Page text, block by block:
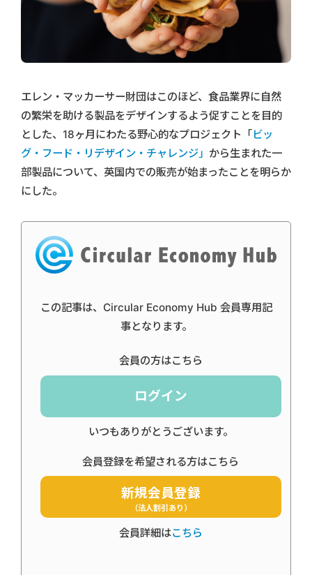
エレン・マッカーサー財団はこのほど、食品業界に自然
の繁栄を助ける製品をデザインするよう促すことを目的
とした、18ヶ月にわたる野心的なプロジェクト「ビッ
グ・フード・リデザイン・チャレンジ」 から生まれた一
部製品について、英国内での販売が始まったことを明らか
にした。
この記事は、Circular Economy Hub 会員専用記
事となります。
会員の方はこちら
ログイン
いつもありがとうございます。
会員登録を希望される方はこちら
新規会員登録
（法人割引あり）
会員詳細はこちら